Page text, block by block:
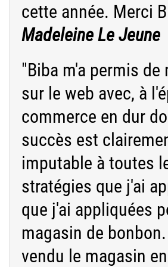
cette année. Merci
Madeleine Le Jeune
"Biba m'a permis de
sur le web avec, à
commerce en dur
succès est
imputable à toutes
stratégies que j'ai
que j'ai appliquées
magasin de
vendu le magasin